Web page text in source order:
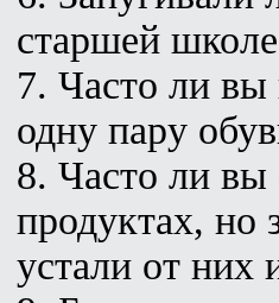
старшей
7. Часто ли
одну пару
8. Часто ли вы
продуктах, но
устали от них